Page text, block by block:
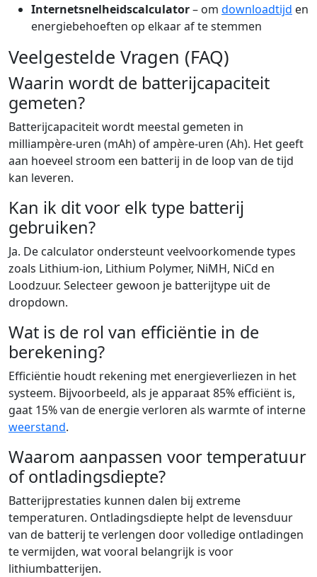
Internetsnelheidscalculator– om downloadtijd en
energiebehoeften op elkaar af te stemmen
Veelgestelde Vragen (FAQ)
Waarin wordt de batterijcapaciteit
gemeten?
Batterijcapaciteit wordt meestal gemeten in
milliampère-uren (mAh) of ampère-uren (Ah). Het geeft
aan hoeveel stroom een batterij in de loop van de tijd
kan leveren.
Kan ik dit voor elk type batterij
gebruiken?
Ja. De calculator ondersteunt veelvoorkomende types
zoals Lithium-ion, Lithium Polymer, NiMH, NiCd en
Loodzuur. Selecteer gewoon je batterijtype uit de
dropdown.
Wat is de rol van efficiëntie in de
berekening?
Efficiëntie houdt rekening met energieverliezen in het
systeem. Bijvoorbeeld, als je apparaat 85% efficiënt is,
gaat 15% van de energie verloren als warmte of interne
weerstand.
Waarom aanpassen voor temperatuur
of ontladingsdiepte?
Batterijprestaties kunnen dalen bij extreme
temperaturen. Ontladingsdiepte helpt de levensduur
van de batterij te verlengen door volledige ontladingen
te vermijden, wat vooral belangrijk is voor
lithiumbatterijen.